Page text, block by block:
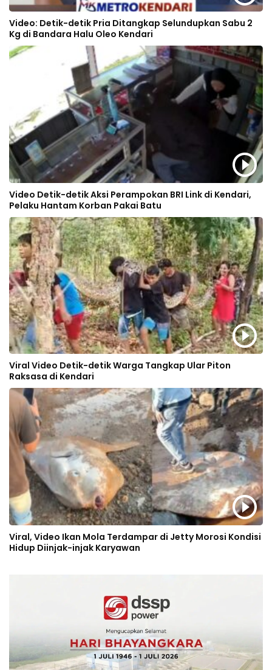
Video: Detik-detik Pria Ditangkap Selundupkan Sabu 2
Kg di Bandara Halu Oleo Kendari
Video Detik-detik Aksi Perampokan BRI Link di Kendari,
Pelaku Hantam Korban Pakai Batu
Viral Video Detik-detik Warga Tangkap Ular Piton
Raksasa di Kendari
Viral, Video Ikan Mola Terdampar di Jetty Morosi Kondisi
Hidup Diinjak-injak Karyawan